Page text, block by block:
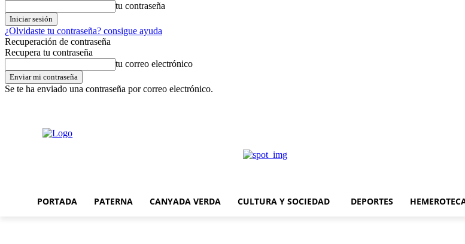
tu contraseña
¿Olvidaste tu contraseña? consigue ayuda
Recuperación de contraseña
Recupera tu contraseña
tu correo electrónico
Se te ha enviado una contraseña por correo electrónico.
PORTADA PATERNA CANYADA VERDA CULTURA Y SOCIEDAD DEPORTES